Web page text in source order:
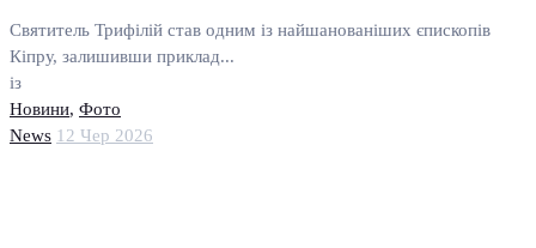
Святитель Трифілій став одним із найшанованіших єпископів
Кіпру, залишивши приклад...
із
Новини, Фото
News 12 Чер 2026